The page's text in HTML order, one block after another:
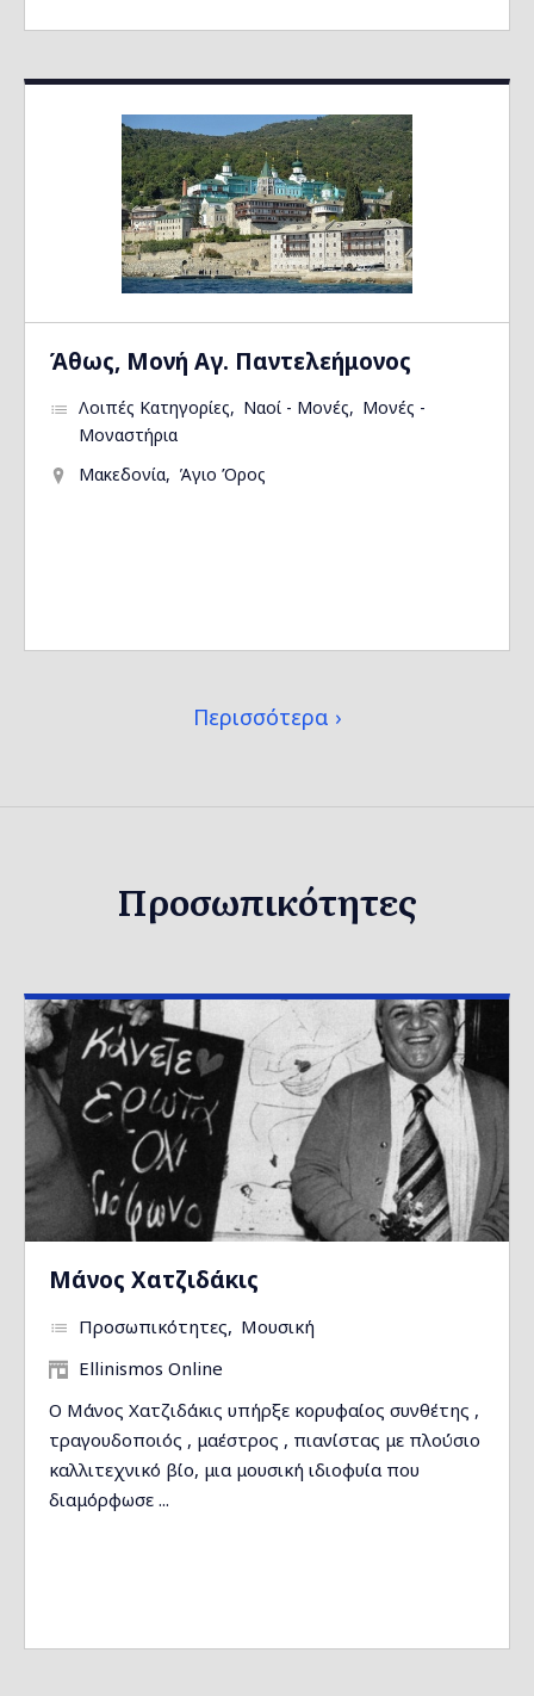
Άθως, Μονή Αγ. Παντελεήμονος
Λοιπές Κατηγορίες Ναοί - Μονές
Μονές -
Μοναστήρια
Μακεδονία
Άγιο Όρος
Περισσότερα
Προσωπικότητες
Μάνος Χατζιδάκις
Προσωπικότητες
Μουσική
Ellinismos Online
Ο Μάνος Χατζιδάκις υπήρξε κορυφαίος συνθέτης ,
τραγουδοποιός , μαέστρος , πιανίστας με πλούσιο
καλλιτεχνικό βίο, μια μουσική ιδιοφυία που
διαμόρφωσε ...